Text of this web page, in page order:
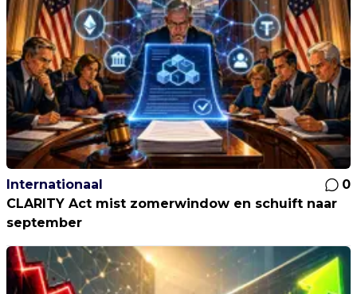
Internationaal
0
CLARITY Act mist zomerwindow en schuift naar
september